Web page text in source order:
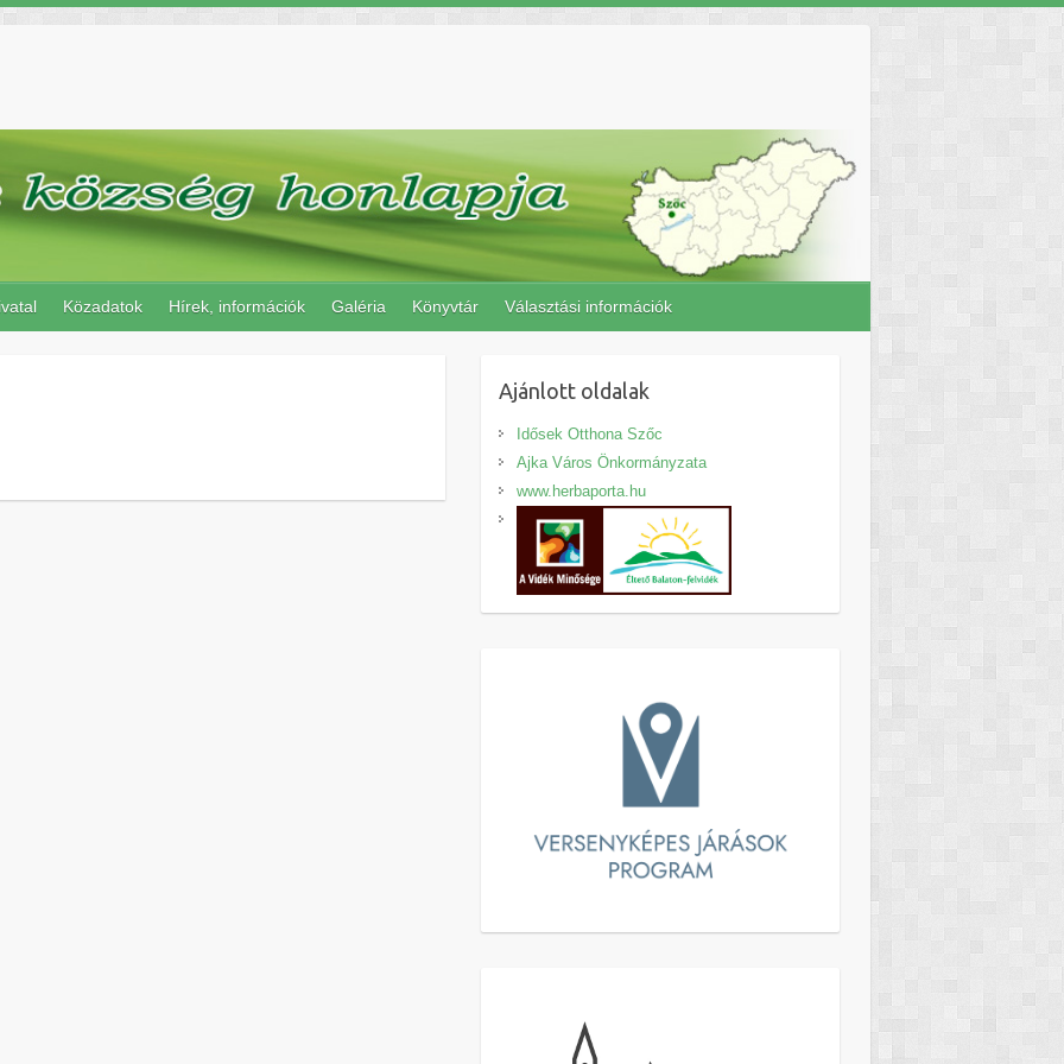
Közadatok Hírek, információk Galéria Könyvtár Választási információk
Ajánlott oldalak
Idősek Otthona Szőc
Ajka Város Önkormányzata
www.herbaporta.hu